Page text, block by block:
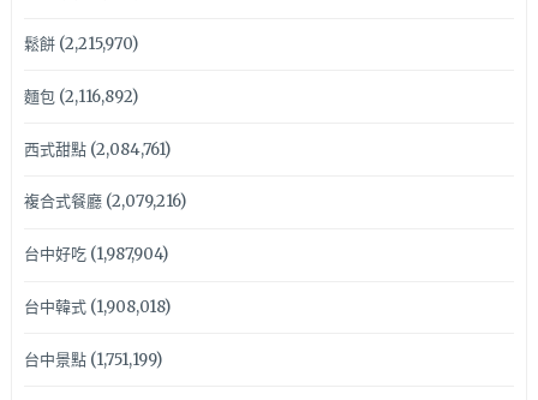
鬆餅(2,215,970)
麵包(2,116,892)
西式甜點(2,084,761)
複合式餐廳(2,079,216)
台中好吃(1,987,904)
台中韓式(1,908,018)
台中景點(1,751,199)